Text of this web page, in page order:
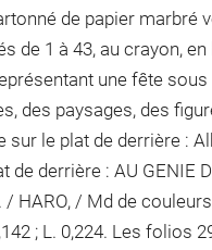
de papier marbré
de 1 à 43, au crayon,
une fête
des paysages, des
sur le plat de derrière :
de derrière : AU GENIE
/ HARO, / Md de
; L. 0,224. Les folios